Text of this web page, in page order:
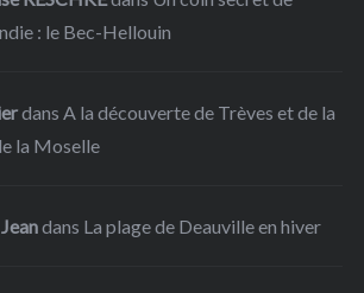
: le Bec-Hellouin
dans A la découverte de Trèves et de la
la Moselle
dans La plage de Deauville en hiver